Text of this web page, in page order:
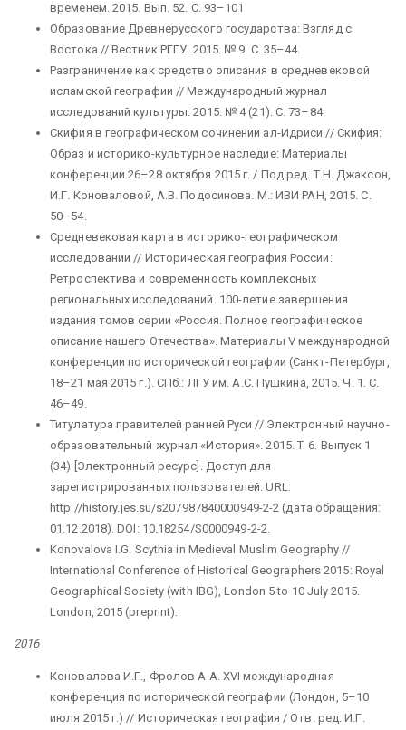
временем. 2015. Вып. 52. С. 93–101
Образование Древнерусского государства: Взгляд с
Востока // Вестник РГГУ. 2015. № 9. С. 35–44.
Разграничение как средство описания в средневековой
исламской географии // Международный журнал
исследований культуры. 2015. № 4 (21). С. 73–84.
Скифия в географическом сочинении ал-Идриси // Скифия:
Образ и историко-культурное наследие: Материалы
конференции 26–28 октября 2015 г. / Под ред. Т.Н. Джаксон,
И.Г. Коноваловой, А.В. Подосинова. М.: ИВИ РАН, 2015. С.
50–54.
Средневековая карта в историко-географическом
исследовании // Историческая география России:
Ретроспектива и современность комплексных
региональных исследований. 100-летие завершения
издания томов серии «Россия. Полное географическое
описание нашего Отечества». Материалы V международной
конференции по исторической географии (Санкт-Петербург,
18–21 мая 2015 г.). СПб.: ЛГУ им. А.С. Пушкина, 2015. Ч. 1. С.
46–49.
Титулатура правителей ранней Руси // Электронный научно-
образовательный журнал «История». 2015. T. 6. Выпуск 1
(34) [Электронный ресурс]. Доступ для
зарегистрированных пользователей. URL:
http://history.jes.su/s207987840000949-2-2 (дата обращения:
01.12.2018). DOI: 10.18254/S0000949-2-2.
Konovalova I.G. Scythia in Medieval Muslim Geography //
International Conference of Historical Geographers 2015: Royal
Geographical Society (with IBG), London 5 to 10 July 2015.
London, 2015 (preprint).
2016
Коновалова И.Г., Фролов А.А. XVI международная
конференция по исторической географии (Лондон, 5–10
июля 2015 г.) // Историческая география / Отв. ред. И.Г.